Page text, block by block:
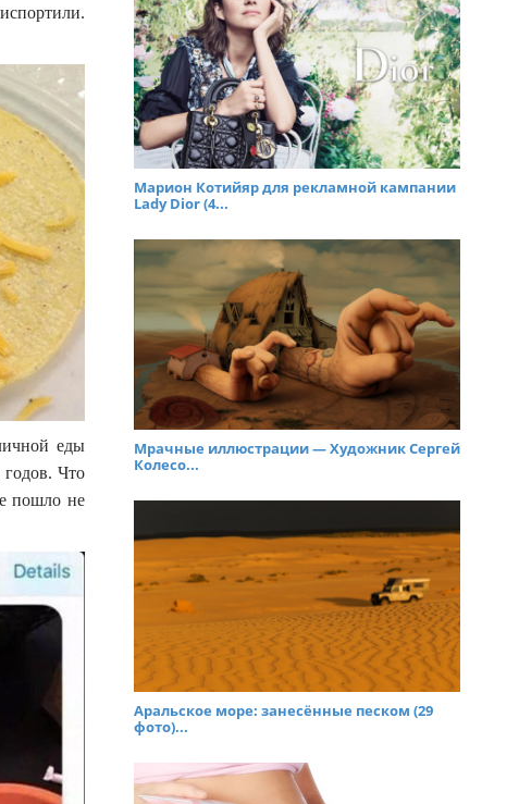
еды
Что
пошло не
Марион Котийяр для рекламной кампании
Lady Dior (4...
Мрачные иллюстрации — Художник Сергей
Колесо...
Аральское море: занесённые песком (29
фото)...